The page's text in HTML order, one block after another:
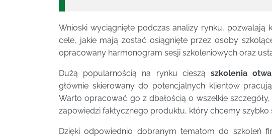
Wnioski wyciągnięte podczas analizy rynku, pozwalają
cele, jakie mają zostać osiągnięte przez osoby
opracowany harmonogram sesji szkoleniowych oraz
Dużą popularnością na rynku cieszą szkolenia
głównie skierowany do potencjalnych klientów
Warto opracować go z dbałością o wszelkie
zapowiedzi faktycznego produktu, który chcemy szybko
Dzięki odpowiednio dobranym tematom do szkoleń